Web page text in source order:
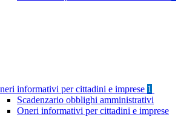
informativi per cittadini e imprese 1
Scadenzario obblighi amministrativi
Oneri informativi per cittadini e imprese